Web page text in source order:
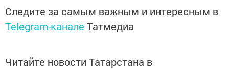
Следите за самым важным и интересным в
Telegram-канале Татмедиа
Читайте новости Татарстана в